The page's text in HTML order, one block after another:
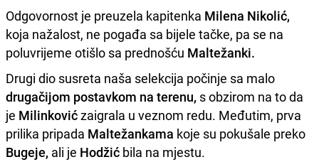
Odgovornost je preuzela kapitenka Milena Nikolić,
koja nažalost, ne pogađa sa bijele tačke, pa se na
poluvrijeme otišlo sa prednošću Maltežanki.
Drugi dio susreta naša selekcija počinje sa malo
drugačijom postavkom na terenu, s obzirom na to da
je Milinkovićzaigrala u veznom redu. Međutim, prva
prilika pripada Maltežankama koje su pokušale preko
Bugeje, ali je Hodžić bila na mjestu.